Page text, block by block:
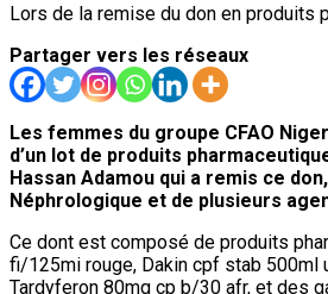
Lors de la remise du don en produits
Partager vers les réseaux
Les femmes du groupe CFAO
d’un lot de produits
Hassan Adamou qui a remis ce
Néphrologique et de plusieurs
Ce dont est composé de produits
fi/125mi rouge, Dakin cpf stab 500ml
Tardyferon 80mg cp b/30 afr, et des